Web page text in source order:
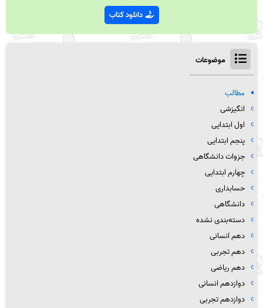
دانلود کتاب
موضوعات
مطالب
انگیزشی
اول ابتدایی
پنجم ابتدایی
جزوات دانشگاهی
چهارم ابتدایی
حسابداری
دانشگاهی
دسته‌بندی نشده
دهم انسانی
دهم تجربی
دهم ریاضی
دوازدهم انسانی
دوازدهم تجربی